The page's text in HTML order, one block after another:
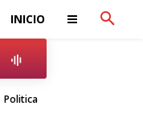
INICIO
Politica